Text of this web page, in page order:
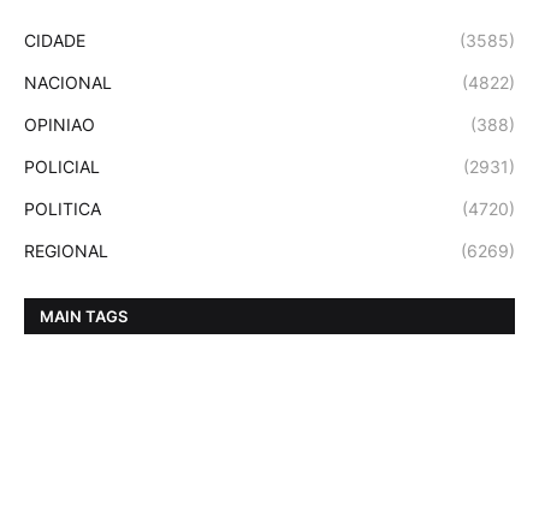
CIDADE (3585)
NACIONAL (4822)
OPINIAO (388)
POLICIAL (2931)
POLITICA (4720)
REGIONAL (6269)
MAIN TAGS